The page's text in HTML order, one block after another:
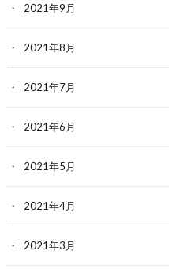
2021年9月
2021年8月
2021年7月
2021年6月
2021年5月
2021年4月
2021年3月